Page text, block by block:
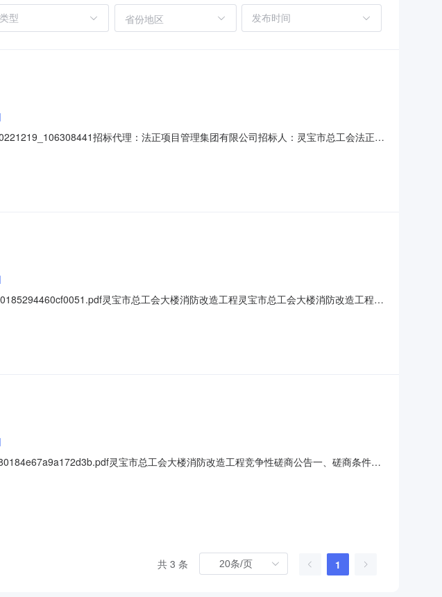
省份地区
招标代理：法正项目管理集团有限公司招标人：灵宝市总工会法正项
月19日在《中国招标投标公共服务平台》、《中国采购与招标网》、《赢标电子招
灵宝市总工会大楼消防改造工程灵宝市总工会大楼消防改造工程灵
号；二、公告发布媒体及日期2022
灵宝市总工会大楼消防改造工程竞争性磋商公告一、磋商条件法
目编号：FZLB-20220005号；3、项目概况：
共 3 条 1